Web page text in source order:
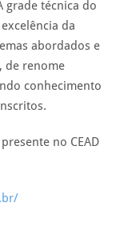
C
E
A
–
C
o
g
grade técnica do
da
abordados e
de renome
conhecimento
no CEAD